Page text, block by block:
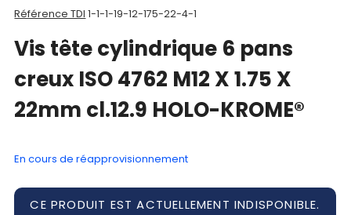
panier
Contact
Référence TDI 1-1-1-19-12-175-22-4-1
Vis tête cylindrique 6 pans
creux ISO 4762 M12 X 1.75 X
22mm cl.12.9 HOLO-KROME®
En cours de réapprovisionnement
CE PRODUIT EST ACTUELLEMENT INDISPONIBLE.